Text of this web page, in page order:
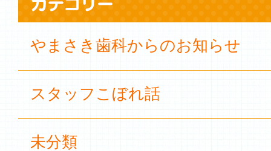
やまさき歯科からのお知らせ
スタッフこぼれ話
未分類